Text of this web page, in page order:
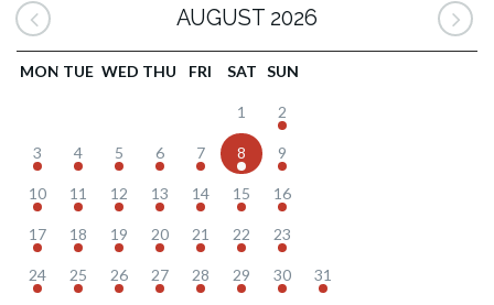
AUGUST 2026
MON TUE WED THU FRI SAT SUN
1 2
3 4 5 6 7 8 9
10 11 12 13 14 15 16
17 18 19 20 21 22 23
24 25 26 27 28 29 30 31